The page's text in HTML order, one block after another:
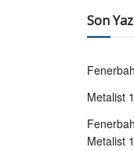
Son
Metalist
Metalist